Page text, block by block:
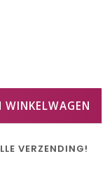
WINKELWAGEN
VERZENDING!